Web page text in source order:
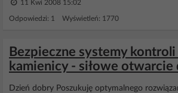
11 Kwi 2008 15:02
Odpowiedzi: 1 Wyświetleń: 1770
Bezpieczne systemy
kamienicy - siłowe otwarcie
Dzień dobry Poszukuję optymalnego